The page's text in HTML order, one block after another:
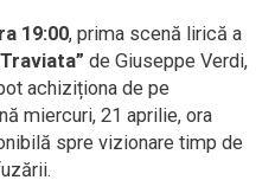
19:00, prima scenă lirică a
de Giuseppe Verdi,
achiziționa de pe
miercuri, 21 aprilie, ora
spre vizionare timp de